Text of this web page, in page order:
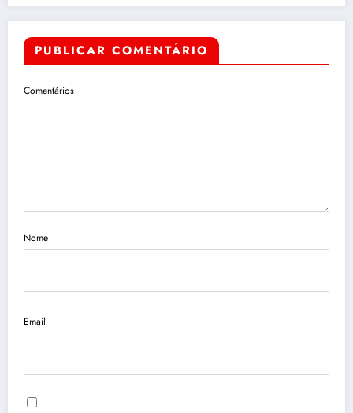
PUBLICAR COMENTÁRIO
Comentários
Nome
Email